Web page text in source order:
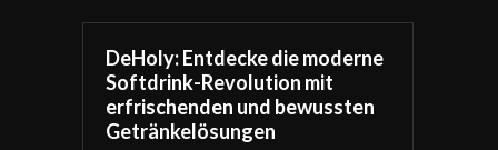
DeHoly: Entdecke die moderne
Softdrink-Revolution mit
erfrischenden und bewussten
Getränkelösungen